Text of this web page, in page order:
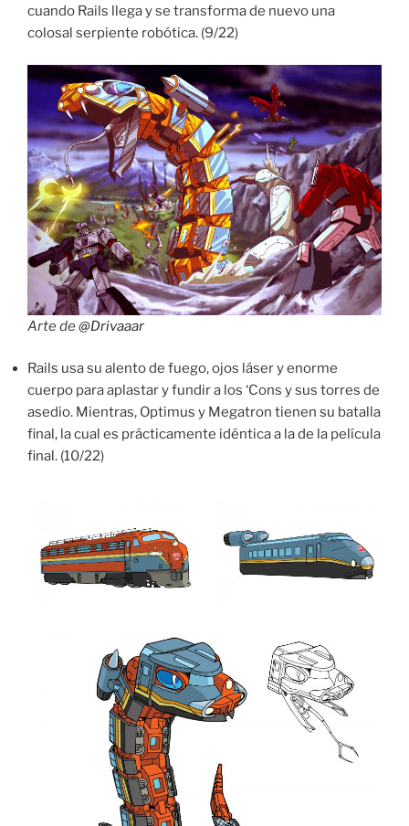
cuando Rails llega y se transforma de nuevo una
colosal serpiente robótica. (9/22)
Arte de@Drivaaar
Rails usa su alento de fuego, ojos láser y enorme
cuerpo para aplastar y fundir a los ‘Cons y sus torres de
asedio. Mientras, Optimus y Megatron tienen su batalla
final, la cual es prácticamente idéntica a la de la película
final. (10/22)